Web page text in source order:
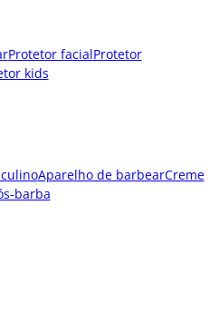
Protetor facialProtetor
kids
Aparelho de barbearCreme
barba